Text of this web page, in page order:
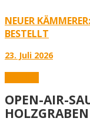
NEUER
BESTELLT
23. Juli 2026
OPEN-AIR-